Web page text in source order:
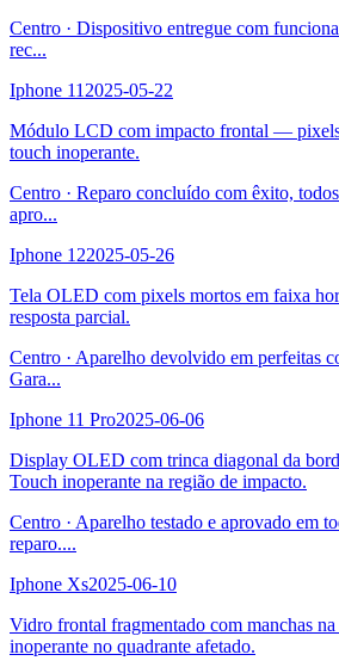
Centro · Dispositivo entregue com
rec...
Iphone 112025-05-22
Módulo LCD com impacto frontal — pixels
touch inoperante.
Centro · Reparo concluído com êxito,
apro...
Iphone 122025-05-26
Tela OLED com pixels mortos em faixa
resposta parcial.
Centro · Aparelho devolvido em perfeitas
Gara...
Iphone 11 Pro2025-06-06
Display OLED com trinca diagonal da
Touch inoperante na região de impacto.
Centro · Aparelho testado e aprovado em
reparo....
Iphone Xs2025-06-10
Vidro frontal fragmentado com manchas
inoperante no quadrante afetado.